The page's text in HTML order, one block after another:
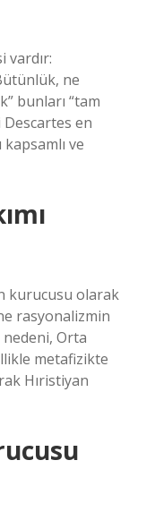
vardır:
ne
bunları “tam
Descartes en
ve
kurucusu olarak
rasyonalizmin
nedeni, Orta
metafizikte
Hıristiyan